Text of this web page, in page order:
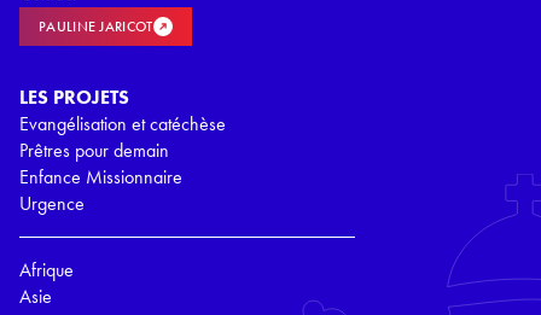
PAULINE JARICOT
LES PROJETS
Evangélisation et catéchèse
Prêtres pour demain
Enfance Missionnaire
Urgence
Afrique
Asie